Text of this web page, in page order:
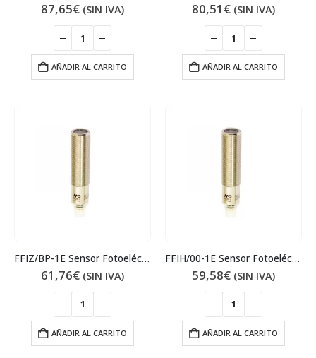
87,65€ (SIN IVA)
AÑADIR AL CARRITO
80,51 € (SIN IVA)
AÑADIR AL CARRITO
FFIZ/BP-1E Sensor Fotoeléctrico
61,76€ (SIN IVA)
AÑADIR AL CARRITO
FFIH/00-1E Sensor Fotoeléctrico
59,58€ (SIN IVA)
AÑADIR AL CARRITO